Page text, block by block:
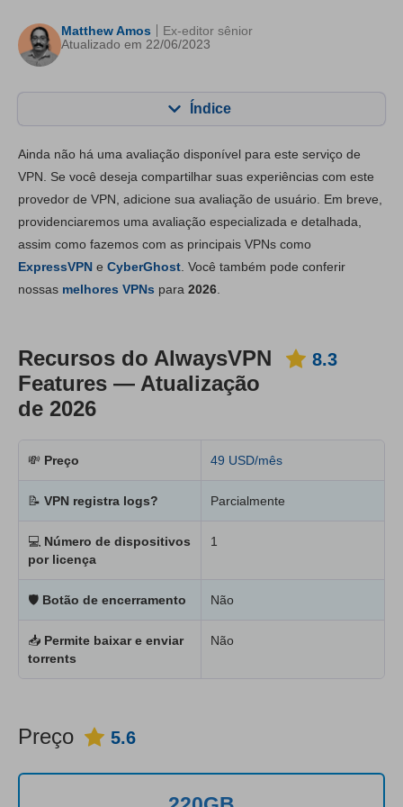
Matthew Amos
Atualizado em 22/06/2023
Ex-editor sênior
Índice
Principais recursos 8.3
Instalação e apps 8.9
5.6
Confiabilidade e Suporte 8.7
Ainda não há uma avaliação disponível para este serviço de
VPN. Se você deseja compartilhar suas experiências com este
provedor de VPN, adicione sua avaliação de usuário. Em breve,
providenciaremos uma avaliação especializada e detalhada,
assim como fazemos com as principais VPNs como
ExpressVPN e CyberGhost . Você também pode conferir
nossas melhores VPNs para 2026
Recursos do AlwaysVPN
Features — Atualização
de 2026
8.3
💸 Preço 49 USD/mês
📝 VPN registra logs? Parcialmente
💻 Número de dispositivos
por licença
1
🛡 Botão de encerramento Não
📥 Permite baixar e enviar
torrents
Não
Preço 5.6